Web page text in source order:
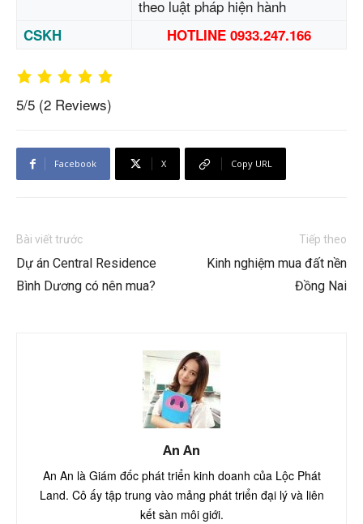
theo luật pháp hiện hành
CSKH HOTLINE 0933.247.166
5/5 (2 Reviews)
Facebook X Copy URL
Bài viết trước
Dự án Central Residence
Bình Dương có nên mua?
Tiếp theo
Kinh nghiệm mua đất nền
Đồng Nai
An An
An An là Giám đốc phát triển kinh doanh của Lộc Phát
Land. Cô ấy tập trung vào mảng phát triển đại lý và liên
kết sàn môi giới.